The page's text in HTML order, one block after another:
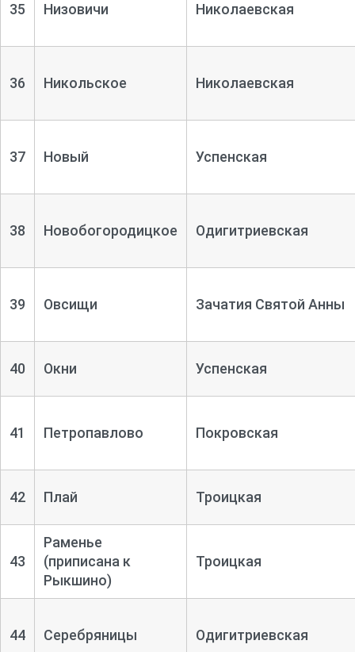
35 Низовичи Николаевская
36 Никольское Николаевская
37 Новый Успенская
38 Новобогородицкое Одигитриевская
39 Овсищи Зачатия Святой Анны
40 Окни Успенская
41 Петропавлово Покровская
42 Плай Троицкая
43
Раменье
(приписана к
Рыкшино)
Троицкая
44 Серебряницы Одигитриевская